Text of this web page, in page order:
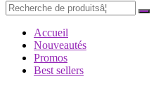
Recherche
pourÂ :
Accueil
Nouveautés
Promos
Best sellers